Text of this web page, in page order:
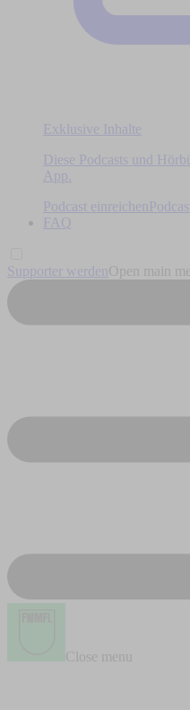
Exklusive Inhalte
Diese Podcasts und
App.
Podcast einreichen
FAQ
Supporter werden Open main
Close menu